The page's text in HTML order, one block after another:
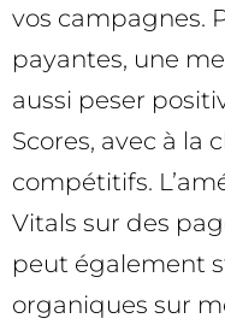
vos campagnes.
payantes, une
aussi peser
Scores, avec à la
compétitifs.
Vitals sur des
peut également
organiques sur